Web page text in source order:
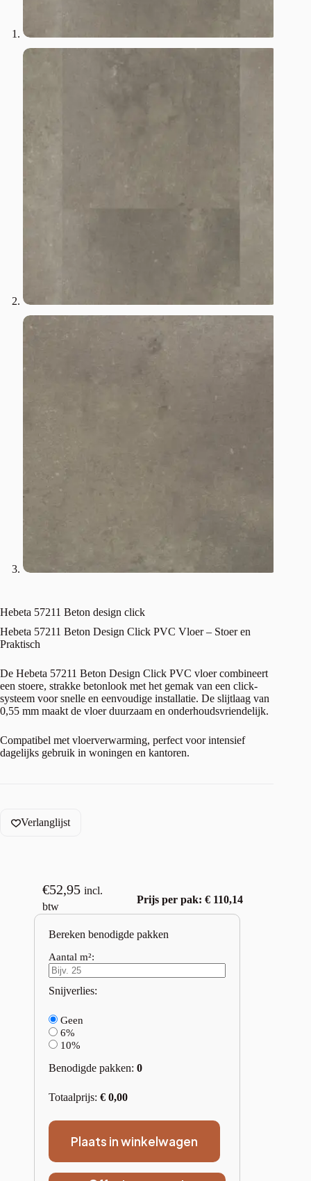
Hebeta 57211 Beton design click
Hebeta 57211 Beton Design Click PVC Vloer – Stoer en
Praktisch
De Hebeta 57211 Beton Design Click PVC vloer combineert
een stoere, strakke betonlook met het gemak van een click-
systeem voor snelle en eenvoudige installatie. De slijtlaag van
0,55 mm maakt de vloer duurzaam en onderhoudsvriendelijk.
Compatibel met vloerverwarming, perfect voor intensief
dagelijks gebruik in woningen en kantoren.
Verlanglijst
€52,95 incl.
btw
Prijs per pak: € 110,14
Bereken benodigde pakken
Aantal m²:
Snijverlies:
Geen
6%
10%
Benodigde pakken: 0
Totaalprijs: € 0,00
Plaats in winkelwagen